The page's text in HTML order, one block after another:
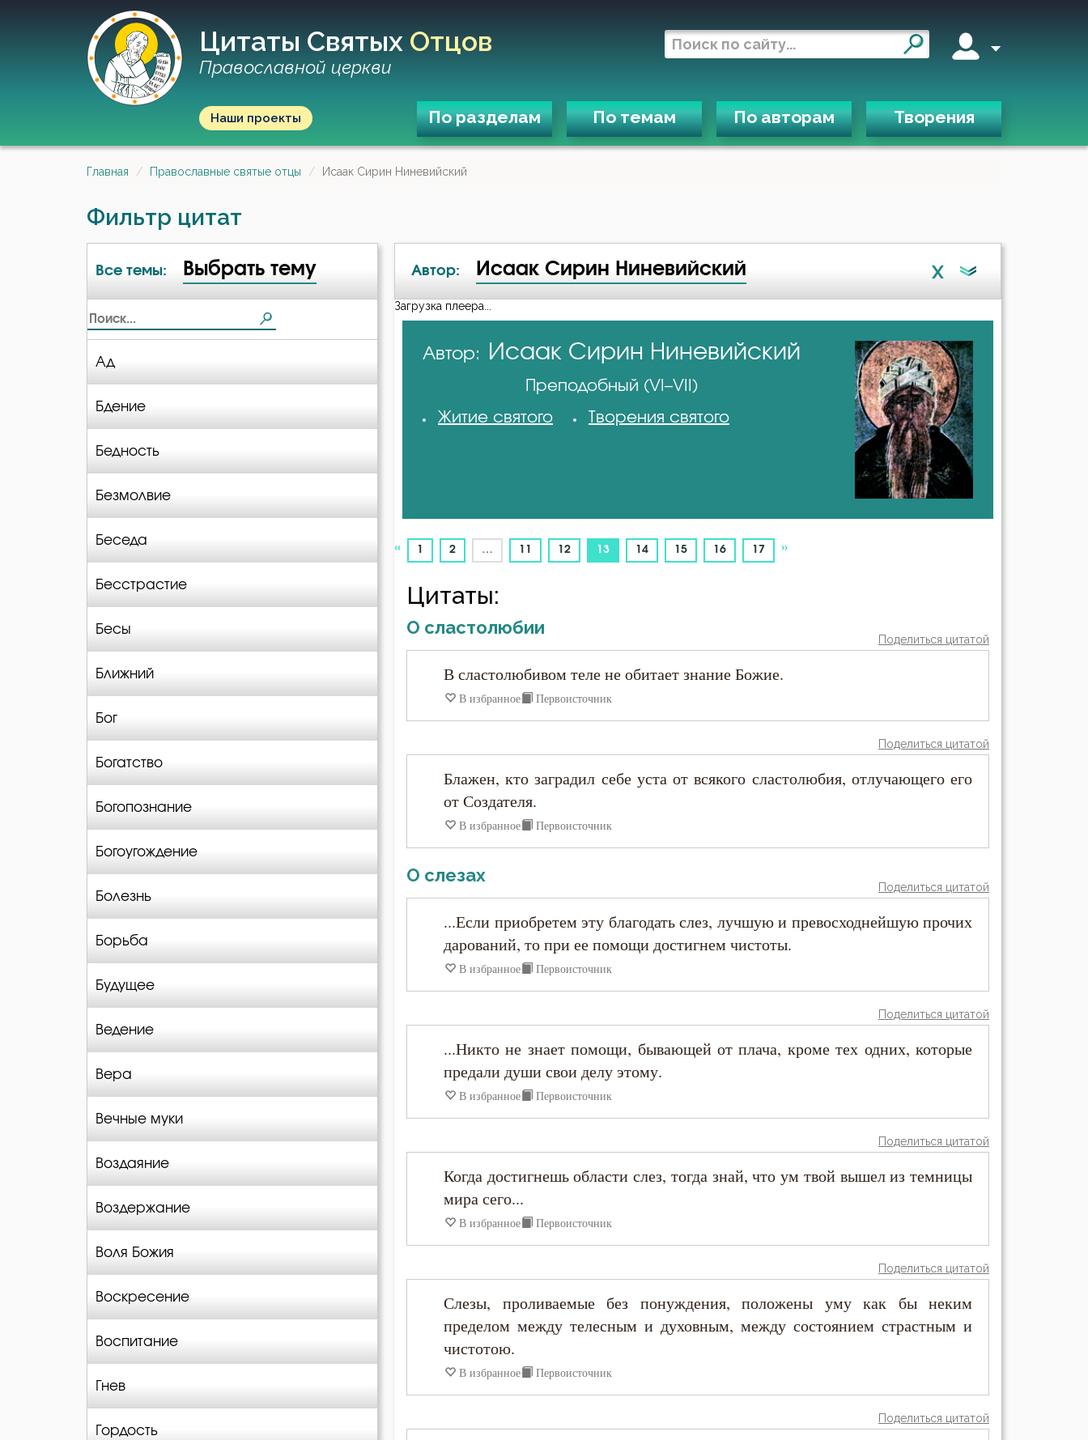
Цитаты Святых Отцов
Православной церкви
Наши проекты По разделам По темам По авторам Творения
Главная Православные святые отцы Исаак Сирин Ниневийский
Фильтр цитат
Все темы: Выбрать тему
Ад
Бдение
Бедность
Безмолвие
Беседа
Бесстрастие
Бесы
Ближний
Бог
Богатство
Богопознание
Богоугождение
Болезнь
Борьба
Будущее
Ведение
Вера
Вечные муки
Воздаяние
Воздержание
Воля Божия
Воскресение
Воспитание
Гнев
Гордость
Автор: Исаак Сирин Ниневийский X
А-я
Авва Дорофей
Аврелий Августин
Амвросий Медиоланский
Амвросий Оптинский (Гренков)
Амфилохий Иконийский
Анастасий Антиохийский
Анатолий Оптинский (Зерцалов)
Антоний Великий
Антоний Оптинский (Путилов)
Арсений Великий
Афанасий Великий
Варнава
Варсонофий Оптинский (Плиханков)
Григорий Богослов
Григорий Нисский
Григорий Чудотворец
Загрузка плеера...
Автор: Исаак Сирин Ниневийский
Преподобный (VI–VII)
Житие святого
Творения святого
« 1 2 … 11 12 13(current)
14 15 16 17 »
Цитаты:
О сластолюбии
Поделиться цитатой
В сластолюбивом теле не обитает знание Божие.
В избранное Первоисточник
Поделиться цитатой
Блажен, кто заградил себе уста от всякого сластолюбия, отлучающего его
от Создателя.
В избранное Первоисточник
О слезах
Поделиться цитатой
...Если приобретем эту благодать слез, лучшую и превосходнейшую прочих
дарований, то при ее помощи достигнем чистоты.
В избранное Первоисточник
Поделиться цитатой
...Никто не знает помощи, бывающей от плача, кроме тех одних, которые
предали души свои делу этому.
В избранное Первоисточник
Поделиться цитатой
Когда достигнешь области слез, тогда знай, что ум твой вышел из темницы
мира сего...
В избранное Первоисточник
Поделиться цитатой
Слезы, проливаемые без понуждения, положены уму как бы неким
пределом между телесным и духовным, между состоянием страстным и
чистотою.
В избранное Первоисточник
Поделиться цитатой